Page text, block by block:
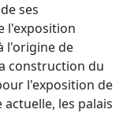
ses
l'exposition
l'origine de
construction du
l'exposition de
les palais